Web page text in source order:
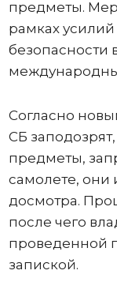
предметы.
рамках
безопасности
Согласно
СБ
предметы,
самолете, они
досмотра.
после чего
проведенной
запиской.